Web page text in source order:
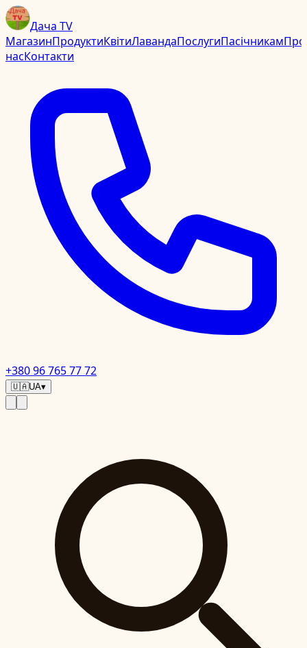
Дача TV
МагазинПродуктиКвітиЛавандаПослугиПасічникамПро
насКонтакти
+380 96 765 77 72
🇺🇦UA▾